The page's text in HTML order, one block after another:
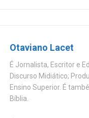
Otaviano Lacet
É Jornalista, Escritor e
Discurso Midiático;
Ensino Superior. É
Bíblia.